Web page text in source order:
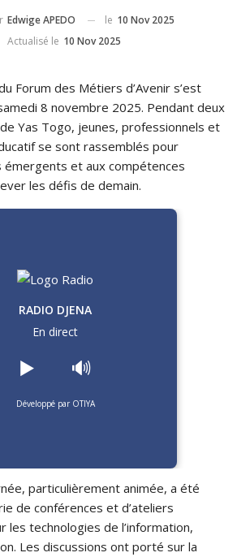
Edwige APEDO le 10 Nov 2025
Actualisé le 10 Nov 2025
Forum des Métiers d’Avenir s’est
8 novembre 2025. Pendant deux
Yas Togo, jeunes, professionnels et
se sont rassemblés pour
et aux compétences
les défis de demain.
RADIO DJENA
En direct
▶️ 🔊
Développé par OTIYA
particulièrement animée, a été
de conférences et d’ateliers
les technologies de l’information,
Les discussions ont porté sur la